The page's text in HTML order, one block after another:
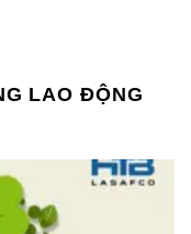
LAO ĐỘNG